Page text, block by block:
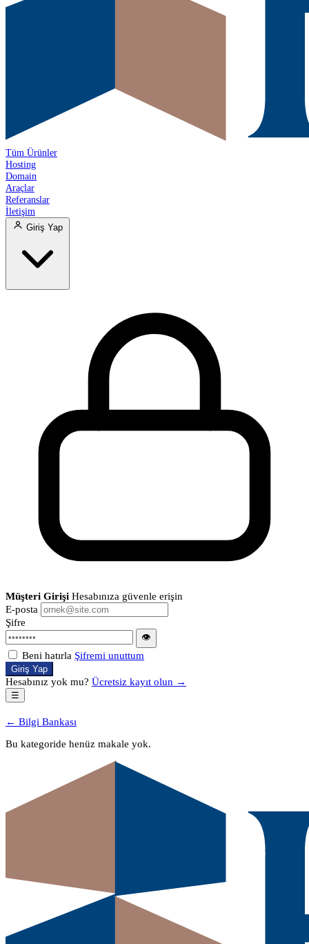
Tüm Ürünler
Hosting
Domain
Araçlar
Referanslar
İletişim
Giriş Yap
Müşteri Girişi Hesabınıza güvenle erişin
E-posta
Şifre
👁
Beni hatırla Şifremi unuttum
Giriş Yap
Hesabınız yok mu? Ücretsiz kayıt olun →
☰
← Bilgi Bankası
Bu kategoride henüz makale yok.